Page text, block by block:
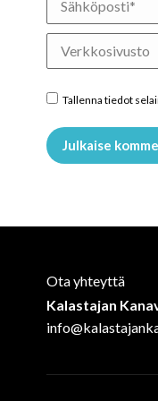
Verkkosivusto
Tallenna tiedot
Julkaise
Ota yhteyttä
Kalastajan